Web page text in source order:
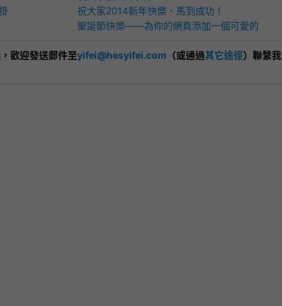
祝大家2014新年快樂、馬到成功！
聖誕節快樂——為你的網頁添加一個可愛的
歡迎發送郵件至yifei@hesyifei.com （或通過其它途徑）聯繫我